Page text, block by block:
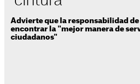
Advierte que la responsabilidad
encontrar la "mejor manera de
ciudadanos"